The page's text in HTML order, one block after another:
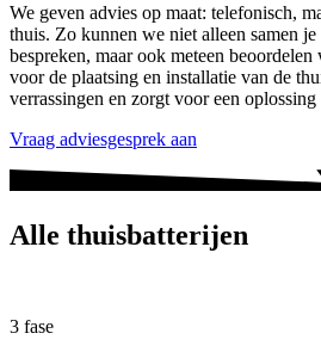
We geven advies op maat: telefonisch,
thuis. Zo kunnen we niet alleen samen
bespreken, maar ook meteen
voor de plaatsing en installatie van de
verrassingen en zorgt voor een
Vraag adviesgesprek aan
Alle thuisbatterijen
3 fase